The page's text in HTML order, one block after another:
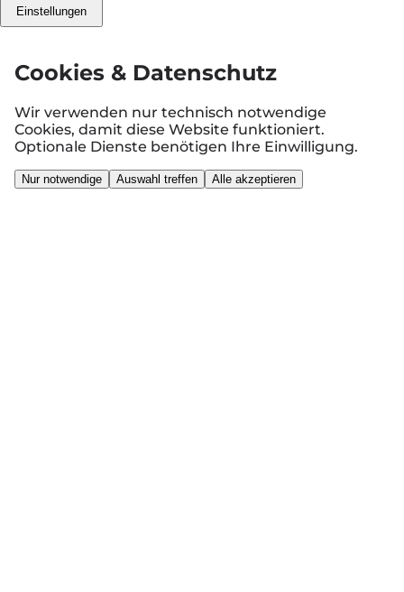
Einstellungen
Cookies & Datenschutz
Wir verwenden nur technisch notwendige
Cookies, damit diese Website funktioniert.
Optionale Dienste benötigen Ihre Einwilligung.
Nur notwendige Auswahl treffen Alle akzeptieren